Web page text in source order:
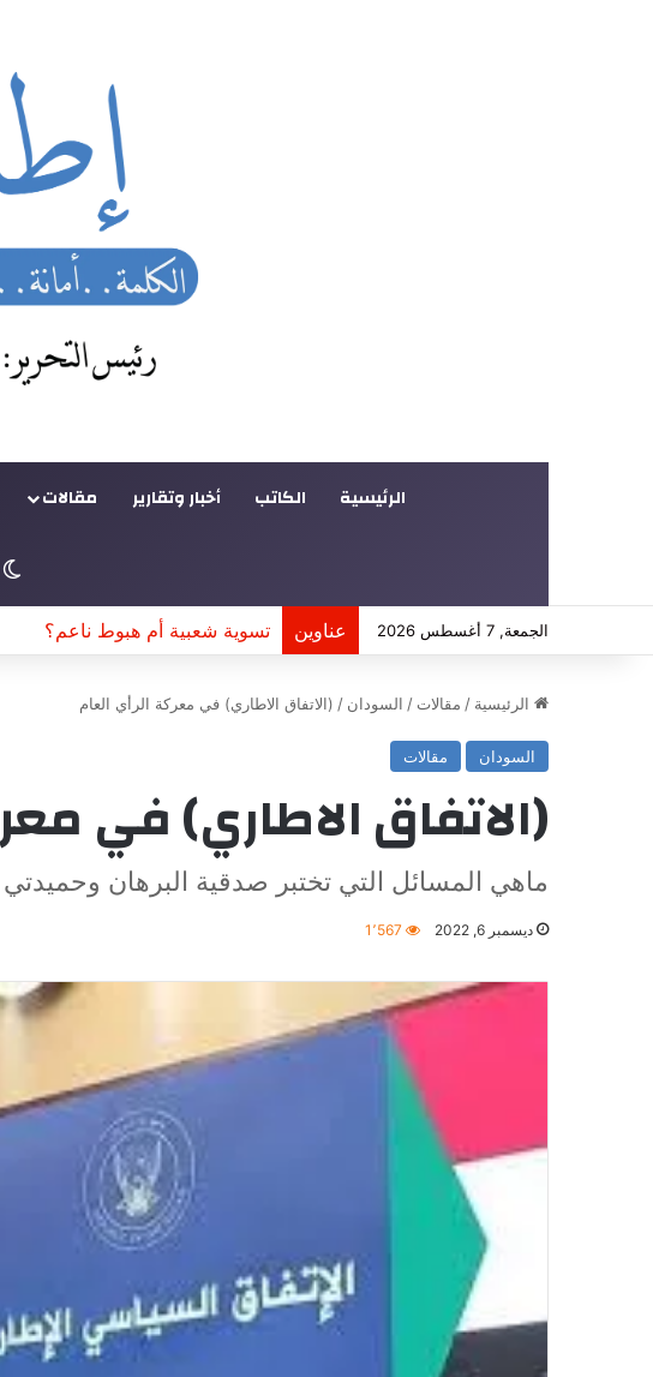
الرئيسية الكاتب أخبار وتقارير مقالات
الجمعة, 7 أغسطس 2026 عناوين عشية انتخابات .. تحذير و مخاوف
الرئيسية / مقالات / السودان / (الاتفاق الاطاري) في معركة الرأي العام
السودان مقالات
(الاتفاق الاطاري) في
ماهي المسائل التي تختبر صدقية البرهان
ديسمبر 6, 2022 1٬567